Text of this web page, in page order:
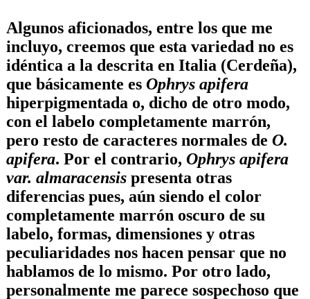
Algunos aficionados, entre los que me
incluyo, creemos que esta variedad no es
idéntica a la descrita en Italia (Cerdeña),
que básicamente es Ophrys apifera
hiperpigmentada o, dicho de otro modo,
con el labelo completamente marrón,
pero resto de caracteres normales de O.
apifera. Por el contrario, Ophrys apifera
var. almaracensis presenta otras
diferencias pues, aún siendo el color
completamente marrón oscuro de su
labelo, formas, dimensiones y otras
peculiaridades nos hacen pensar que no
hablamos de lo mismo. Por otro lado,
personalmente me parece sospechoso que